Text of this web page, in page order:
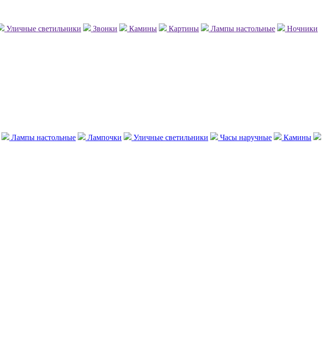
Уличные светильники Звонки Камины Картины Лампы настольные
Ночники
Лампы настольные Лампочки Уличные светильники Часы наручные
Камины